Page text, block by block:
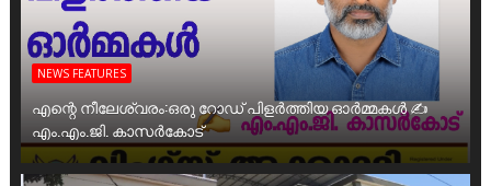
NEWS FEATURES
എന്റെ നീലേശ്വരം:ഒരു റോഡ് പിളർത്തിയ ഓർമ്മകൾ ✍️
എം.എം.ജി. കാസർകോട്